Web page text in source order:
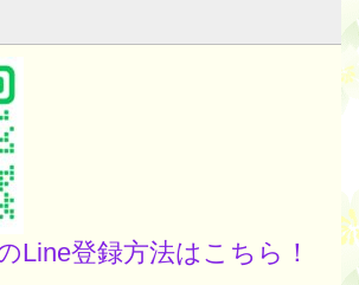
Line登録方法はこちら！